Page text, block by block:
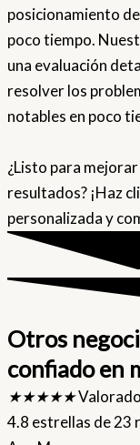
posicionamiento
poco tiempo.
una evaluación
resolver los
notables en poco
¿Listo para
resultados? ¡Haz
personalizada y
Otros
confiado en
★★★★★
4.8 estrellas de 23